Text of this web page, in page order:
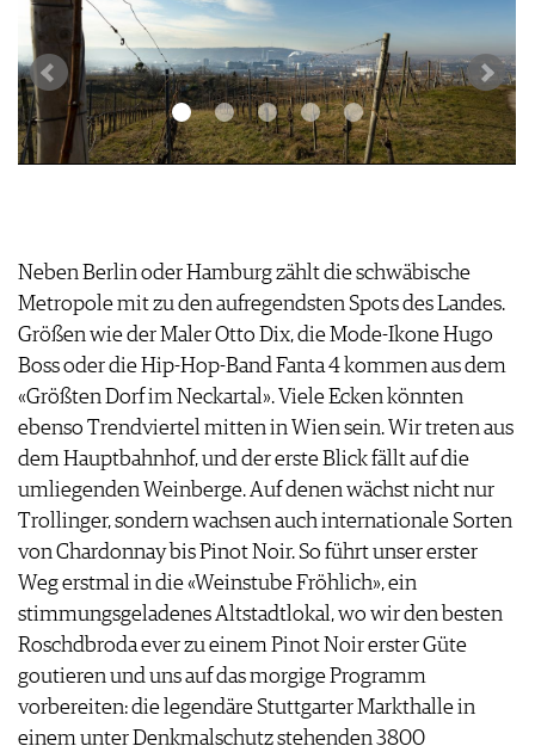
Neben Berlin oder Hamburg zählt die schwäbische
Metropole mit zu den aufregendsten Spots des Landes.
Größen wie der Maler Otto Dix, die Mode-Ikone Hugo
Boss oder die Hip-Hop-Band Fanta 4 kommen aus dem
«Größten Dorf im Neckartal». Viele Ecken könnten
ebenso Trendviertel mitten in Wien sein. Wir treten aus
dem Hauptbahnhof, und der erste Blick fällt auf die
umliegenden Weinberge. Auf denen wächst nicht nur
Trollinger, sondern wachsen auch internationale Sorten
von Chardonnay bis Pinot Noir. So führt unser erster
Weg erstmal in die «Weinstube Fröhlich», ein
stimmungsgeladenes Altstadtlokal, wo wir den besten
Roschdbroda ever zu einem Pinot Noir erster Güte
goutieren und uns auf das morgige Programm
vorbereiten: die legendäre Stuttgarter Markthalle in
einem unter Denkmalschutz stehenden 3800